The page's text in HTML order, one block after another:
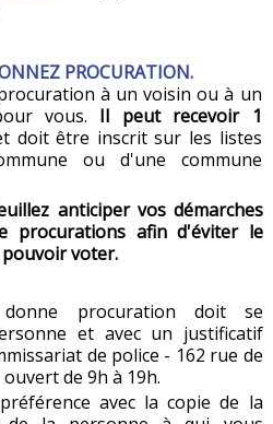
PROCURATION.
à un voisin ou à un
vous. Il peut recevoir 1
doit être inscrit sur les listes
ou d'une commune
anticiper vos démarches
procurations afin d'éviter le
voter.
donne procuration doit se
et avec un justificatif
de police - 162 rue de
de 9h à 19h.
avec la copie de la